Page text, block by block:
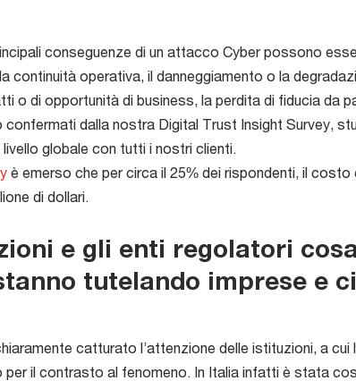
conseguenze di un attacco Cyber possono
continuità operativa, il danneggiamento o la
o di opportunità di business, la perdita di fiducia da
confermati dalla nostra Digital Trust Insight Survey,
livello globale con tutti i nostri clienti.
è emerso che per circa il 25% dei rispondenti, il costo
di dollari.
e gli enti regolatori
tutelando imprese e
catturato l’attenzione delle istituzioni, a
il contrasto al fenomeno. In Italia infatti è stata